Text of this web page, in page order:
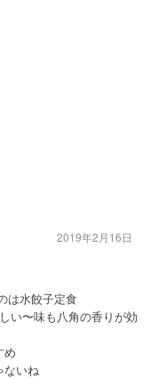
は水餃子定食
い〜味も八角の香りが効
め
ないね
2019年2月16日